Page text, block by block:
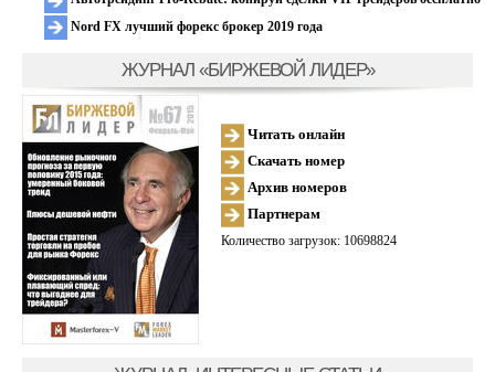
Nord FX лучший форекс брокер 2019 года
ЖУРНАЛ «БИРЖЕВОЙ ЛИДЕР»
Читать онлайн
Скачать номер
Архив номеров
Партнерам
Количество загрузок: 10698824